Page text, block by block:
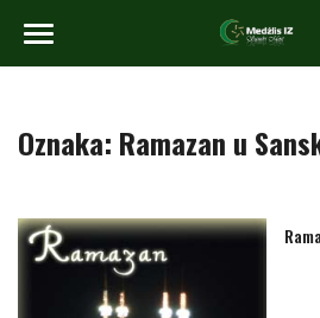
Oznaka: Ramazan u